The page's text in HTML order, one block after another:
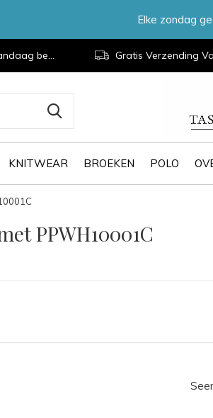
KNITWEAR BROEKEN POLO
bezorgd. Gratis Verzending
Elke zondag
PPWH10001C